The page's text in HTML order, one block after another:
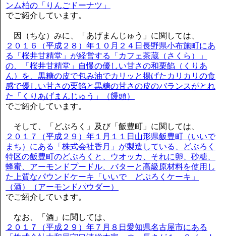
ンム柏の「りんごドーナツ」
でご紹介しています。
因（ちな）みに、「あげまんじゅう」に関しては、
２０１６（平成２８）年１０月２４日長野県小布施町にあ
る「桜井甘精堂」が経営する「カフェ茶蔵（さくら）」
の、「桜井甘精堂」自慢の優しい甘さの和栗餡（くりあ
ん）を、黒糖の皮で包み油でカリッと揚げたカリカリの食
感で優しい甘さの栗餡と黒糖の甘さの皮のバランスがとれ
た「くりあげまんじゅう」（饅頭）
でご紹介しています。
そして、「どぶろく」及び「飯豊町」に関しては、
２０１７（平成２９）年１月１１日山形県飯豊町（いいで
まち）にある「株式会社香月」が製造している、どぶろく
特区の飯豊町のどぶろくと、ウオッカ、それに卵、砂糖、
蜂蜜、アーモンドプードル、バターと高級原材料を使用し
た上質なパウンドケーキ「いいで どぶろくケーキ」
（酒）（アーモンドパウダー）
でご紹介しています。
なお、「酒」に関しては、
２０１７（平成２９）年７月８日愛知県名古屋市にある